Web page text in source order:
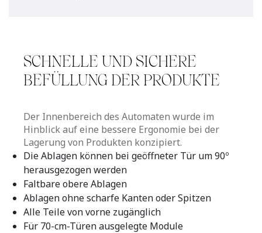
SCHNELLE UND SICHERE
BEFÜLLUNG DER PRODUKTE
Der Innenbereich des Automaten wurde im
Hinblick auf eine bessere Ergonomie bei der
Lagerung von Produkten konzipiert.
Die Ablagen können bei geöffneter Tür um 90º
herausgezogen werden
Faltbare obere Ablagen
Ablagen ohne scharfe Kanten oder Spitzen
Alle Teile von vorne zugänglich
Für 70-cm-Türen ausgelegte Module